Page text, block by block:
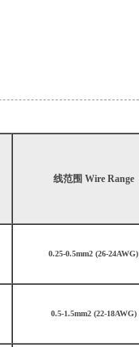
线范围 Wire Range
0.25-0.5mm2 (26-24AWG)
0.5-1.5mm2 (22-18AWG)